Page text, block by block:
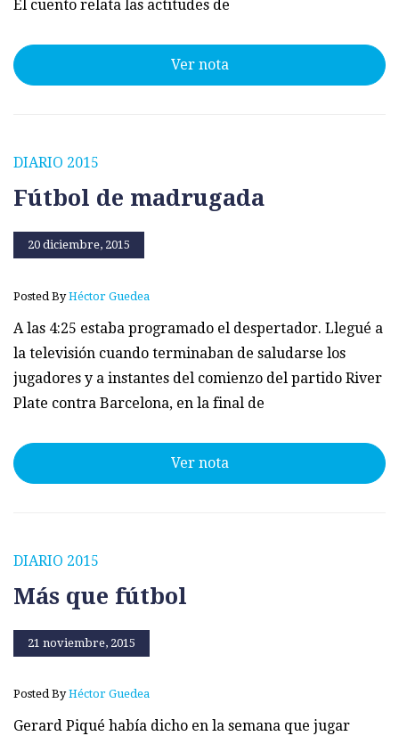
El cuento relata las actitudes de
Ver nota
DIARIO 2015
Fútbol de madrugada
20 diciembre, 2015
Posted ByHéctor Guedea
A las 4:25 estaba programado el despertador. Llegué a
la televisión cuando terminaban de saludarse los
jugadores y a instantes del comienzo del partido River
Plate contra Barcelona, en la final de
Ver nota
DIARIO 2015
Más que fútbol
21 noviembre, 2015
Posted ByHéctor Guedea
Gerard Piqué había dicho en la semana que jugar